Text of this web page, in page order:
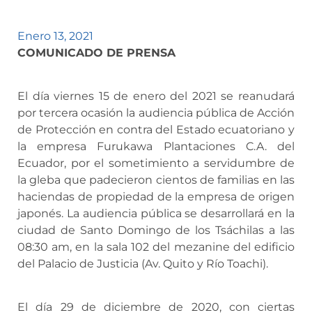
Enero 13, 2021
COMUNICADO DE PRENSA
El día viernes 15 de enero del 2021 se reanudará
por tercera ocasión la audiencia pública de Acción
de Protección en contra del Estado ecuatoriano y
la empresa Furukawa Plantaciones C.A. del
Ecuador, por el sometimiento a servidumbre de
la gleba que padecieron cientos de familias en las
haciendas de propiedad de la empresa de origen
japonés. La audiencia pública se desarrollará en la
ciudad de Santo Domingo de los Tsáchilas a las
08:30 am, en la sala 102 del mezanine del edificio
del Palacio de Justicia (Av. Quito y Río Toachi).
El día 29 de diciembre de 2020, con ciertas